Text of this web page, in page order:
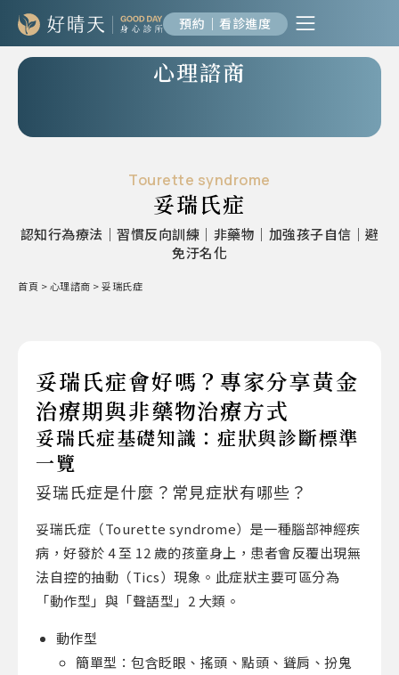
預約｜看診進度
心理諮商
Tourette syndrome
妥瑞氏症
認知行為療法｜習慣反向訓練｜非藥物｜加強孩子自信｜避
免汙名化
首頁 >心理諮商 >妥瑞氏症
妥瑞氏症會好嗎？專家分享黃金
治療期與非藥物治療方式
妥瑞氏症基礎知識：症狀與診斷標準
一覽
妥瑞氏症是什麼 ？常見症狀有哪些？
妥瑞氏症（Tourette syndrome）是一種腦部神經疾
病，好發於 4 至 12 歲的孩童身上，患者會反覆出現無
法自控的抽動（Tics）現象。此症狀主要可區分為
「動作型」與「聲語型」2 大類。
動作型
簡單型：包含眨眼、搖頭、點頭、聳肩、扮鬼